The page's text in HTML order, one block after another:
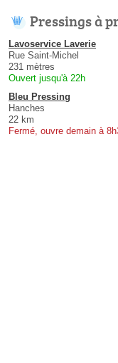
Pressings à
Lavoservice Laverie
Rue Saint-Michel
231 mètres
Ouvert jusqu'à 22h
Bleu Pressing
Hanches
22 km
Fermé, ouvre demain à